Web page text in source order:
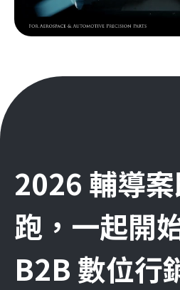
2026 輔導
跑，一起開
B2B 數位行